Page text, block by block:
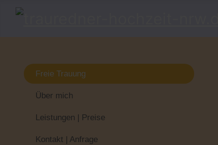
Freie Trauung
Über mich
Leistungen | Preise
Kontakt | Anfrage